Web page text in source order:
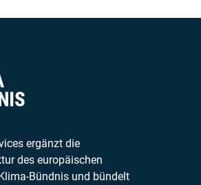
ergänzt die
des europäischen
Bündnis und bündelt